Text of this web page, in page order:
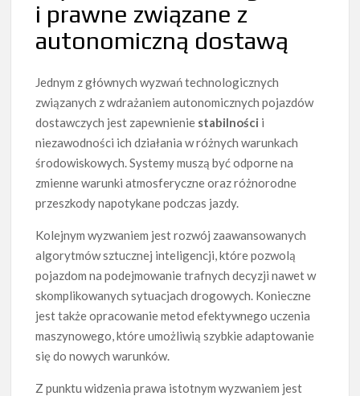
i prawne związane z
autonomiczną dostawą
Jednym z głównych wyzwań technologicznych
związanych z wdrażaniem autonomicznych pojazdów
dostawczych jest zapewnienie stabilności i
niezawodności ich działania w różnych warunkach
środowiskowych. Systemy muszą być odporne na
zmienne warunki atmosferyczne oraz różnorodne
przeszkody napotykane podczas jazdy.
Kolejnym wyzwaniem jest rozwój zaawansowanych
algorytmów sztucznej inteligencji, które pozwolą
pojazdom na podejmowanie trafnych decyzji nawet w
skomplikowanych sytuacjach drogowych. Konieczne
jest także opracowanie metod efektywnego uczenia
maszynowego, które umożliwią szybkie adaptowanie
się do nowych warunków.
Z punktu widzenia prawa istotnym wyzwaniem jest